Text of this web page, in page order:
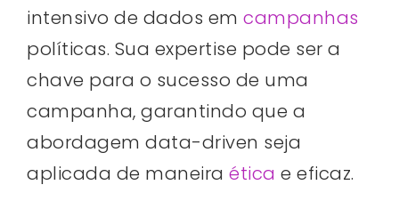
intensivo de dados em campanhas
políticas. Sua expertise pode ser a
chave para o sucesso de uma
campanha, garantindo que a
abordagem data-driven seja
aplicada de maneira ética e eficaz.